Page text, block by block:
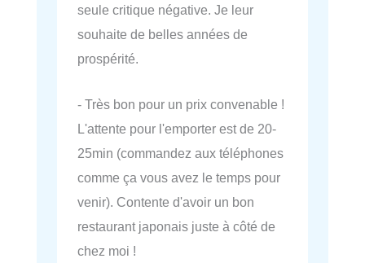
seule critique négative. Je leur
souhaite de belles années de
prospérité.
- Très bon pour un prix convenable !
L'attente pour l'emporter est de 20-
25min (commandez aux téléphones
comme ça vous avez le temps pour
venir). Contente d'avoir un bon
restaurant japonais juste à côté de
chez moi !